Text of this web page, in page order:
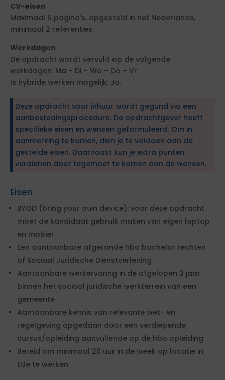
CV-eisen
Maximaal 5 pagina’s, opgesteld in het Nederlands,
minimaal 2 referenties.
Werkdagen
De opdracht wordt vervuld op de volgende
werkdagen: Ma – Di – Wo – Do – Vr.
Is hybride werken mogelijk: Ja.
Deze opdracht voor inhuur wordt gegund via een
aanbestedingsprocedure. De opdrachtgever heeft
specifieke eisen en wensen geformuleerd. Om in
aanmerking te komen, dien je te voldoen aan de
gestelde eisen. Daarnaast kun je extra punten
verdienen door tegemoet te komen aan de wensen.
Eisen
BYOD (bring your own device): voor deze opdracht
moet de kandidaat gebruik maken van eigen laptop
en mobiel
Een aantoonbare afgeronde hbo bachelor rechten
of Sociaal Juridische Dienstverlening
Aantoonbare werkervaring in de afgelopen 3 jaar
binnen het sociaal juridische werkterrein van een
gemeente
Aantoonbare kennis van relevante wet- en
regelgeving opgedaan door een verdiepende
cursus/opleiding aanvullende op de hbo opleiding
Bereid om minimaal 20 uur in de week op locatie in
Ede te werken